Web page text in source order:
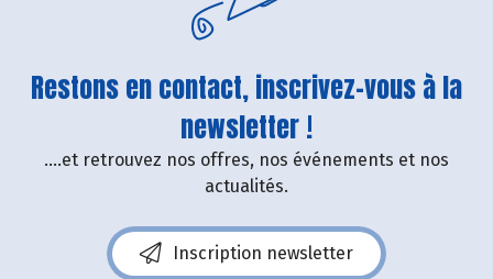
Restons en contact, inscrivez-vous à la
newsletter !
....et retrouvez nos offres, nos événements et nos
actualités.
Inscription newsletter